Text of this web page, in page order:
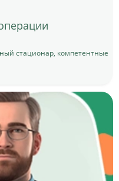
стационар, компетентные